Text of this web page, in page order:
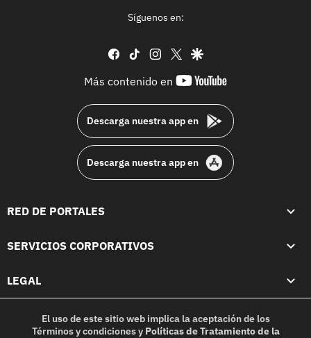
Síguenos en:
facebook
tiktok instagram
twittergoogle
Más contenido en
youtube-
Descarga nuestra app en
Descarga nuestra app en
RED DE PORTALES
SERVICIOS CORPORATIVOS
LEGAL
El uso de este sitio web implica la aceptación de los
Términos y condicionesy Políticas de Tratamiento de la